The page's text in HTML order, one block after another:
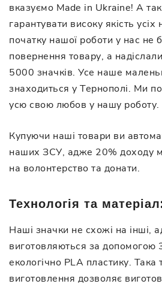
вказуємо Made in Ukraine! А
гарантувати високу якість
початку нашої роботи у нас не
повернення товару, а
5000 значків. Усе наше
знаходиться у Тернополі. Ми
усю свою любов у нашу роботу.
Купуючи наші товари ви
наших ЗСУ, адже 20% доходу
на волонтерство та донати.
Технологія та
Наші значки не схожі на інші,
виготовляються за допомогою
екологічно PLA пластику. Така
виготовлення дозволяє